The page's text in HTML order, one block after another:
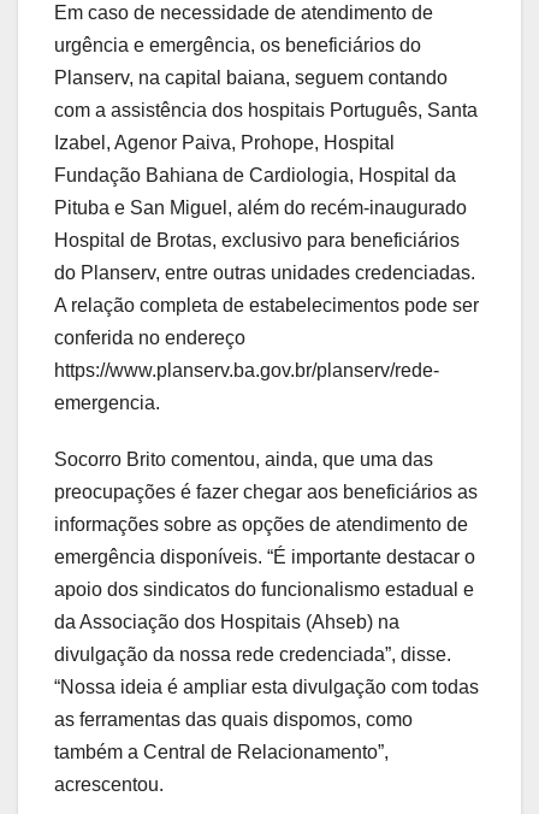
Em caso de necessidade de atendimento de
urgência e emergência, os beneficiários do
Planserv, na capital baiana, seguem contando
com a assistência dos hospitais Português, Santa
Izabel, Agenor Paiva, Prohope, Hospital
Fundação Bahiana de Cardiologia, Hospital da
Pituba e San Miguel, além do recém-inaugurado
Hospital de Brotas, exclusivo para beneficiários
do Planserv, entre outras unidades credenciadas.
A relação completa de estabelecimentos pode ser
conferida no endereço
https://www.planserv.ba.gov.br/planserv/rede-
emergencia.
Socorro Brito comentou, ainda, que uma das
preocupações é fazer chegar aos beneficiários as
informações sobre as opções de atendimento de
emergência disponíveis. “É importante destacar o
apoio dos sindicatos do funcionalismo estadual e
da Associação dos Hospitais (Ahseb) na
divulgação da nossa rede credenciada”, disse.
“Nossa ideia é ampliar esta divulgação com todas
as ferramentas das quais dispomos, como
também a Central de Relacionamento”,
acrescentou.